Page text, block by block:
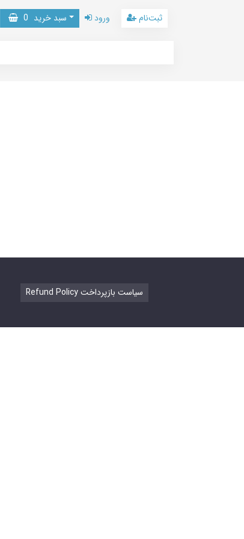
سبد خرید 0 ورود ثبت‌نام
Refund Policy سیاست بازپرداخت